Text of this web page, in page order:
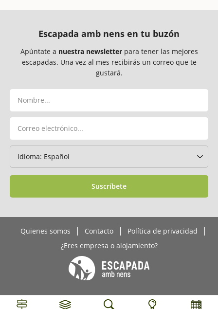
Escapada amb nens en tu buzón
Apúntate a nuestra newsletterpara tener las mejores
escapadas. Una vez al mes recibirás un correo que te
gustará.
Suscríbete
Quienes somos Contacto
Política de privacidad
¿Eres empresa o alojamiento?